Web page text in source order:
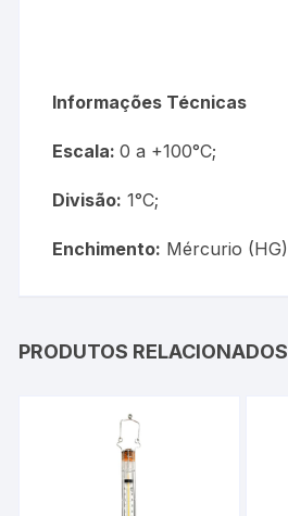
Informações Técnicas
Escala:0 a +100°C;
Divisão: 1°C;
Enchimento: Mércurio (HG)
PRODUTOS RELACIONADOS